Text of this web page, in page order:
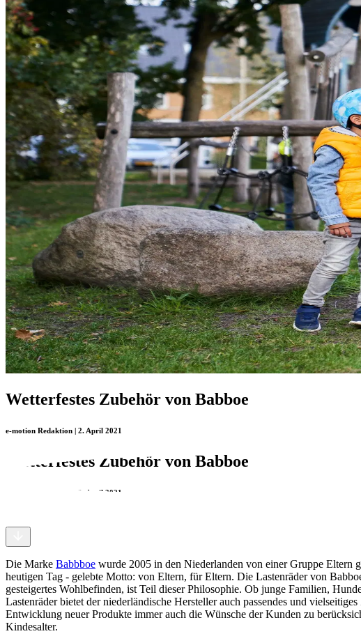
Wetterfestes Zubehör von Babboe
e-motion Redaktion | 2. April 2021
Wetterfestes Zubehör von Babboe
e-motion Redaktion | 2. April 2021
Die Marke Babbboe wurde 2005 in den Niederlanden von einer Gruppe Eltern
heutigen Tag - gelebte Motto: von Eltern, für Eltern. Die Lastenräder von
gesteigertes Wohlbefinden, ist Teil dieser Philosophie. Ob junge Familien,
Lastenräder bietet der niederländische Hersteller auch passendes und
Entwicklung neuer Produkte immer auch die Wünsche der Kunden zu
Kindesalter.